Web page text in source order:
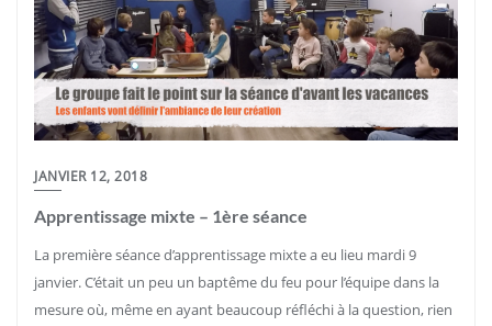
JANVIER 12, 2018
Apprentissage mixte – 1ère séance
La première séance d’apprentissage mixte a eu lieu mardi 9
janvier. C’était un peu un baptême du feu pour l’équipe dans la
mesure où, même en ayant beaucoup réfléchi à la question, rien